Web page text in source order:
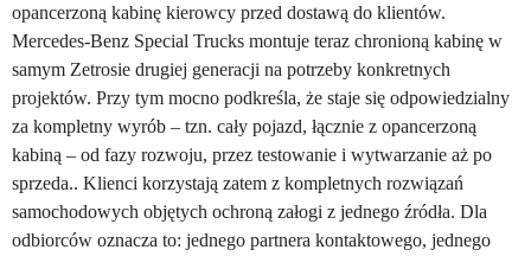
opancerzoną kabinę kierowcy przed dostawą do klientów.
Mercedes-Benz Special Trucks montuje teraz chronioną kabinę w
samym Zetrosie drugiej generacji na potrzeby konkretnych
projektów. Przy tym mocno podkreśla, że staje się odpowiedzialny
za kompletny wyrób – tzn. cały pojazd, łącznie z opancerzoną
kabiną – od fazy rozwoju, przez testowanie i wytwarzanie aż po
sprzeda.. Klienci korzystają zatem z kompletnych rozwiązań
samochodowych objętych ochroną załogi z jednego źródła. Dla
odbiorców oznacza to: jednego partnera kontaktowego, jednego